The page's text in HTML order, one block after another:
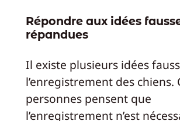
Répondre aux idées
répandues
Il existe plusieurs idées
l’enregistrement des chiens.
personnes pensent que
l’enregistrement n’est